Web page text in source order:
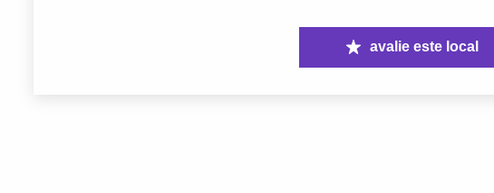
avalie este local